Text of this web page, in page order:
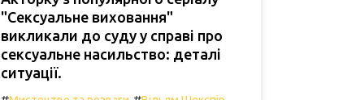
"Сексуальне виховання"
викликали до суду у справі про
сексуальне насильство: деталі
ситуації.